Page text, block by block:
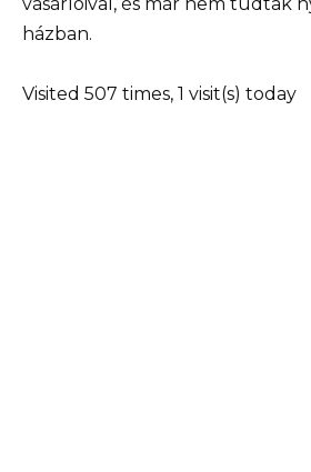
házban.
Visited 507 times, 1 visit(s) today